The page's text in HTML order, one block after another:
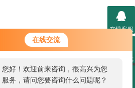
在线交流
您好！欢迎前来咨询，很高兴为您
服务，请问您要咨询什么问题呢？
在线客服
联系方式